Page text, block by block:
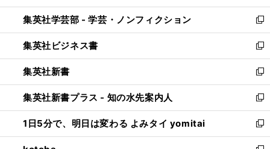
開
く
ウ
で
開
く
ン
ド
ウ
で
開
く
ウ
ィ
ン
ド
ウ
で
開
く
集英社学芸部 - 学芸・ノンフィクション
新
し
い
ウ
ィ
ン
ド
ウ
で
開
集英社ビジネス書
新
し
い
ウ
ィ
ン
ド
ウ
集英社新書
新
し
い
ウ
ィ
ン
集英社新書プラス - 知の水先案内人
新
し
い
ウ
1日5分で、明日は変わる よみタイ yomitai
新
し